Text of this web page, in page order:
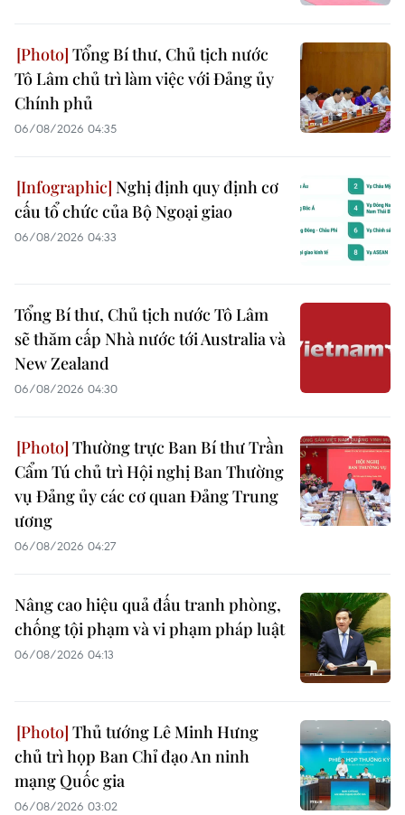
Tổng Bí thư, Chủ tịch nước
Tô Lâm chủ trì làm việc với Đảng ủy
Chính phủ
06/08/2026 04:35
Nghị định quy định cơ
cấu tổ chức của Bộ Ngoại giao
06/08/2026 04:33
Tổng Bí thư, Chủ tịch nước Tô Lâm
sẽ thăm cấp Nhà nước tới Australia và
New Zealand
06/08/2026 04:30
Thường trực Ban Bí thư Trần
Cẩm Tú chủ trì Hội nghị Ban Thường
vụ Đảng ủy các cơ quan Đảng Trung
ương
06/08/2026 04:27
Nâng cao hiệu quả đấu tranh phòng,
chống tội phạm và vi phạm pháp luật
06/08/2026 04:13
Thủ tướng Lê Minh Hưng
chủ trì họp Ban Chỉ đạo An ninh
mạng Quốc gia
06/08/2026 03:02